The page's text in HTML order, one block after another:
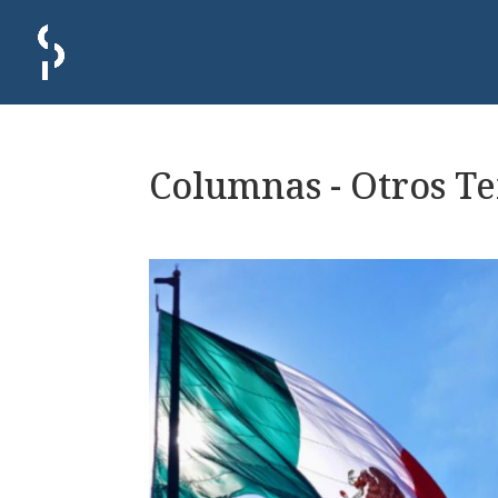
Columnas - Otros